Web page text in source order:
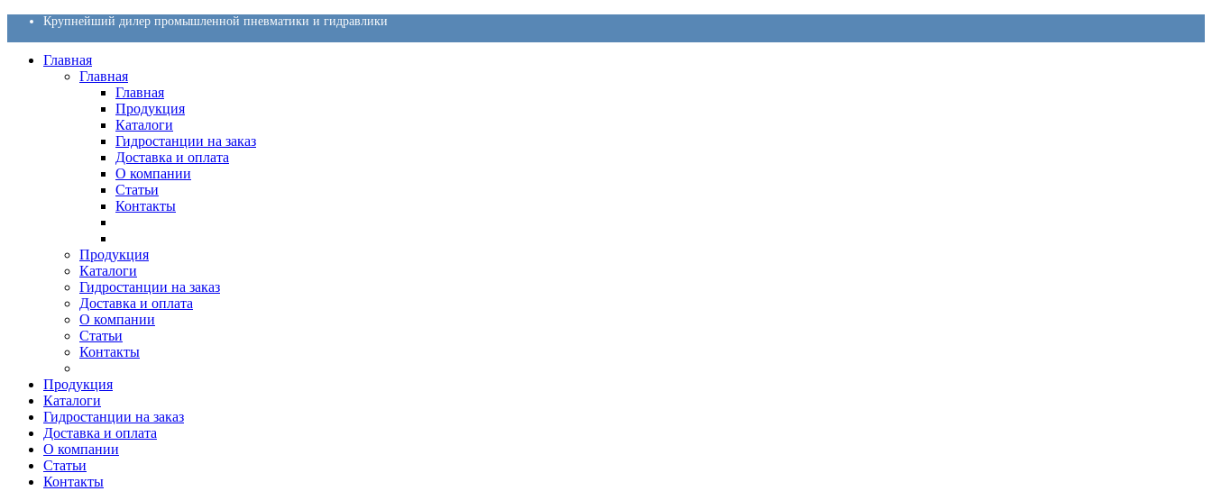
Крупнейший дилер промышленной пневматики и гидравлики
Главная
Главная
Главная
Продукция
Каталоги
Гидростанции на заказ
Доставка и оплата
О компании
Статьи
Контакты
Продукция
Каталоги
Гидростанции на заказ
Доставка и оплата
О компании
Статьи
Контакты
Продукция
Каталоги
Гидростанции на заказ
Доставка и оплата
О компании
Статьи
Контакты